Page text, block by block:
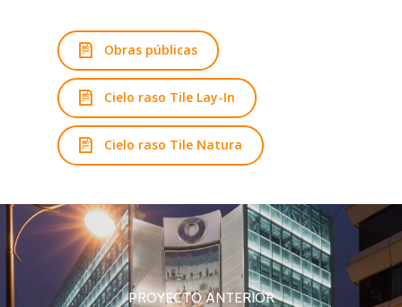
Obras públicas
Cielo raso Tile Lay-In
Cielo raso Tile Natura
PROYECTO ANTERIOR